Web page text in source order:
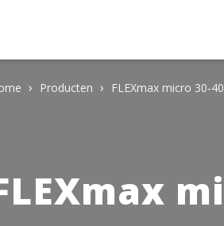
› Producten › FLEXmax micro 30-40